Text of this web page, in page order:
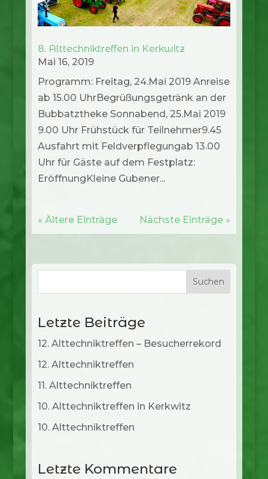
8. Alttechniktreffen in Kerkwitz
Mai 16, 2019
Programm: Freitag, 24.Mai 2019 Anreise
ab 15.00 UhrBegrüßungsgetränk an der
Bubbatztheke Sonnabend, 25.Mai 2019
9.00 Uhr Frühstück für Teilnehmer9.45
Ausfahrt mit Feldverpflegungab 13.00
Uhr für Gäste auf dem Festplatz:
EröffnungKleine Gubener...
« Ältere Einträge Nächste Einträge »
Suchen
Letzte Beiträge
12. Alttechniktreffen – Besucherrekord
12. Alttechniktreffen
11. Alttechniktreffen
10. Alttechniktreffen in Kerkwitz
10. Alttechniktreffen
Letzte Kommentare